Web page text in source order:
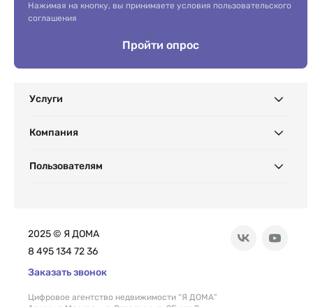
Нажимая на кнопку, вы принимаете условия пользовательского
соглашения
Пройти опрос
Услуги
Компания
Пользователям
2025 © Я ДОМА
8 495 134 72 36
Заказать звонок
Цифровое агентство недвижимости “Я ДОМА”